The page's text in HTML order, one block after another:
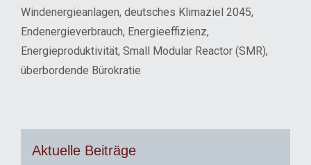
Windenergieanlagen, deutsches Klimaziel 2045,
Endenergieverbrauch, Energieeffizienz,
Energieproduktivität, Small Modular Reactor (SMR),
überbordende Bürokratie
Aktuelle Beiträge